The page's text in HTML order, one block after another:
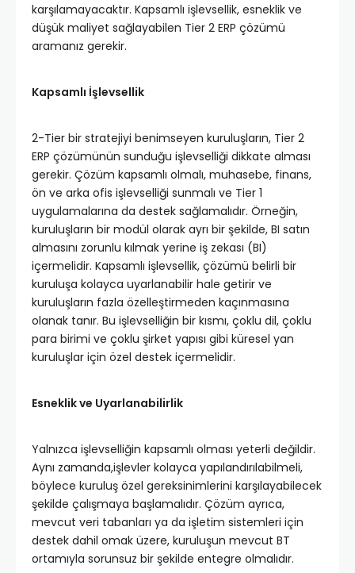
karşılamayacaktır. Kapsamlı işlevsellik, esneklik ve
düşük maliyet sağlayabilen Tier 2 ERP çözümü
aramanız gerekir.
Kapsamlı İşlevsellik
2-Tier bir stratejiyi benimseyen kuruluşların, Tier 2
ERP çözümünün sunduğu işlevselliği dikkate alması
gerekir. Çözüm kapsamlı olmalı, muhasebe, finans,
ön ve arka ofis işlevselliği sunmalı ve Tier 1
uygulamalarına da destek sağlamalıdır. Örneğin,
kuruluşların bir modül olarak ayrı bir şekilde, BI satın
almasını zorunlu kılmak yerine iş zekası (BI)
içermelidir. Kapsamlı işlevsellik, çözümü belirli bir
kuruluşa kolayca uyarlanabilir hale getirir ve
kuruluşların fazla özelleştirmeden kaçınmasına
olanak tanır. Bu işlevselliğin bir kısmı, çoklu dil, çoklu
para birimi ve çoklu şirket yapısı gibi küresel yan
kuruluşlar için özel destek içermelidir.
Esneklik ve Uyarlanabilirlik
Yalnızca işlevselliğin kapsamlı olması yeterli değildir.
Aynı zamanda,işlevler kolayca yapılandırılabilmeli,
böylece kuruluş özel gereksinimlerini karşılayabilecek
şekilde çalışmaya başlamalıdır. Çözüm ayrıca,
mevcut veri tabanları ya da işletim sistemleri için
destek dahil omak üzere, kuruluşun mevcut BT
ortamıyla sorunsuz bir şekilde entegre olmalıdır.